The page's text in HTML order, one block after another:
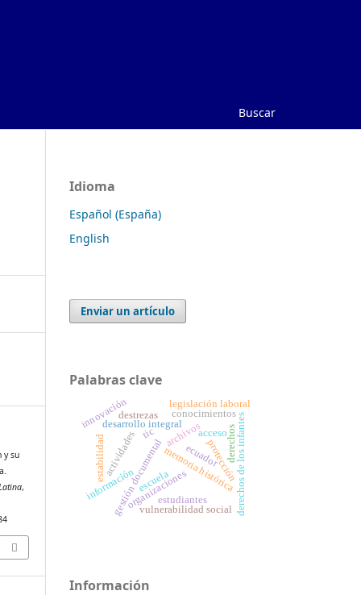
Buscar
y su
,
Idioma
Español (España)
English
Enviar un artículo
Palabras clave
gestión documental
archivos
memoria histórica
organizaciones
información
desarrollo integral derechos de los infantes
protección
vulnerabilidad social
ecuador
actividades
conocimientos
tic derechos
estabilidad
legislación laboral
innovación
escuela
estudiantes
acceso
destrezas
Información